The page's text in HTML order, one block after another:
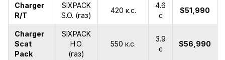
Charger
R/T
SIXPACK
S.O. (газ)
420 к.с.
4.6
с
$51,990
Charger
Scat
Pack
SIXPACK
H.O.
(газ)
550 к.с.
3.9
с
$56,990